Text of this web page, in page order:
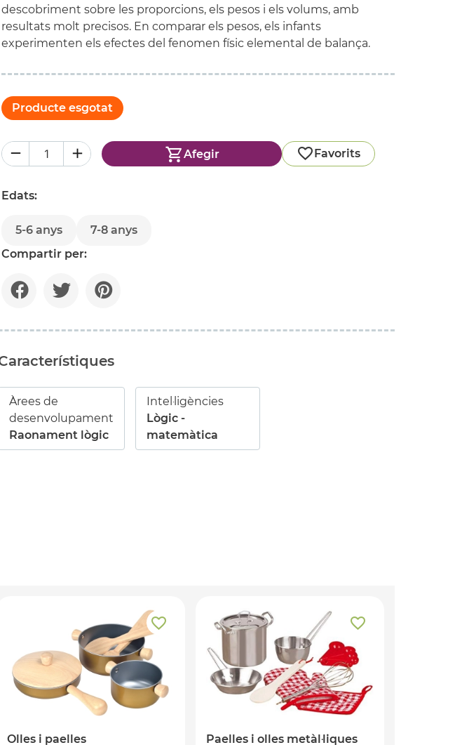
descobriment sobre les proporcions, els pesos i els volums, amb
resultats molt precisos. En comparar els pesos, els infants
experimenten els efectes del fenomen físic elemental de balança.
Producte esgotat
Afegir Favorits
Edats:
5-6 anys
7-8 anys
Compartir per:
Àrees de
desenvolupament
Raonament lògic
Intel·ligències
Lògic -
matemàtica
Olles i paelles Paelles i olles metàl·liques